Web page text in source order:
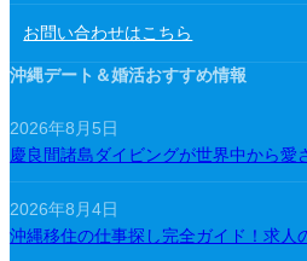
お問い合わせはこちら
沖縄デート＆婚活おすすめ情報
2026年8月5日
慶良間諸島ダイビングが世界中から愛
2026年8月4日
沖縄移住の仕事探し完全ガイド！求人